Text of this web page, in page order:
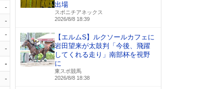
-
-
-
-
-
-
出場
スポニチアネックス
2026/8/8 18:39
【エルムS】ルクソールカフェに
岩田望来が太鼓判「今後、飛躍
してくれる走り」南部杯を視野
に
東スポ競馬
2026/8/8 18:38